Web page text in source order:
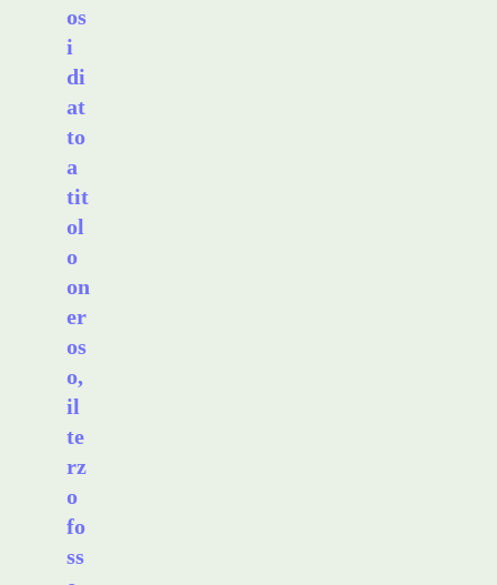
os
i
di
at
to
a
tit
ol
o
on
er
os
o,
il
te
rz
o
fo
ss